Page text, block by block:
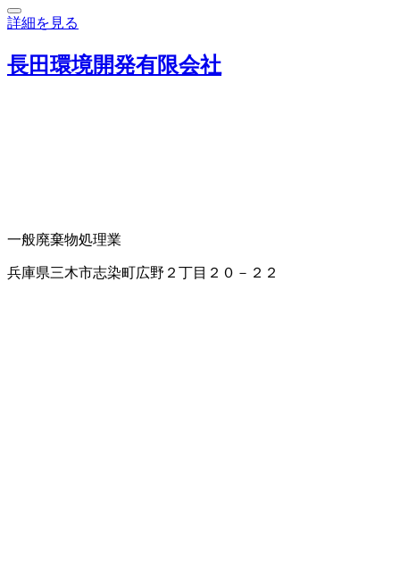
詳細を見る
長田環境開発有限会社
一般廃棄物処理業
兵庫県三木市志染町広野２丁目２０－２２